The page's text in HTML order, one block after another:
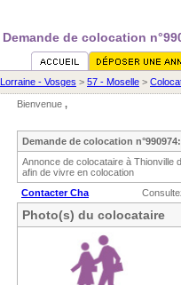
Demande de colocation
Lorraine - Vosges > 57 - Moselle >
Bienvenue ,
Demande de colocation
Annonce de colocataire à Thionville
afin de vivre en colocation
Contacter Cha
Photo(s) du colocataire